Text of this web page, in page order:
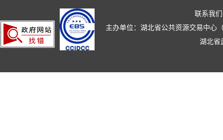
联系我们
主办单位：湖北省公共资源交易中心
湖北省